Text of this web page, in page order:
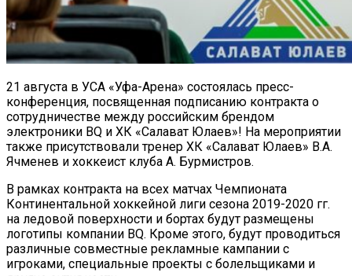
21 августа в УСА «Уфа-Арена» состоялась пресс-
конференция, посвященная подписанию контракта о
сотрудничестве между российским брендом
электроники BQ и ХК «Салават Юлаев»! На мероприятии
также присутствовали тренер ХК «Салават Юлаев» В.А.
Ячменев и хоккеист клуба А. Бурмистров.
В рамках контракта на всех матчах Чемпионата
Континентальной хоккейной лиги сезона 2019-2020 гг.
на ледовой поверхности и бортах будут размещены
логотипы компании BQ. Кроме этого, будут проводиться
различные совместные рекламные кампании с
игроками, специальные проекты с болельщиками и